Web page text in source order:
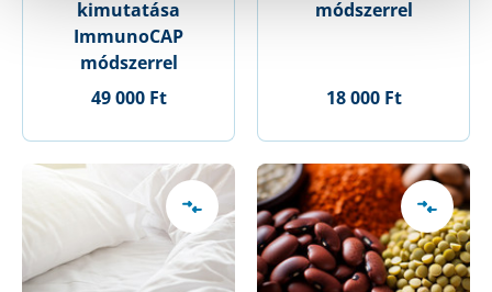
kimutatása
ImmunoCAP
módszerrel
49 000 Ft
módszerrel
18 000 Ft